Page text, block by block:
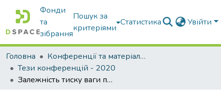
Фонди
та
зібрання
Пошук за
критеріями
Статистика Увійти
Головна
Конференції та матеріали конференцій
Тези конференцій - 2020
Залежність тиску ваги порції молока від інтенсивності молоковіддачі та діаметра молочного шланга